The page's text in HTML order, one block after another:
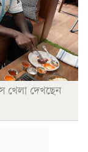
খেলা দেখছেন